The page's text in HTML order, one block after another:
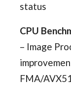
status
CPU
– Image
FMA/